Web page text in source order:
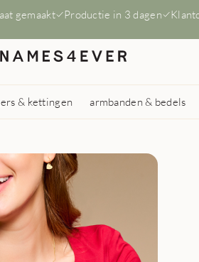
gemaakt Productie in 3 dagen
& kettingen armbanden & bedels